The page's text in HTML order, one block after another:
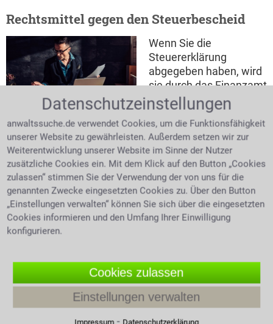
Rechtsmittel gegen den Steuerbescheid
Steueranwalt überprüft
Steuerbescheid
Wenn Sie die
Steuererklärung
abgegeben haben, wird
sie durch das Finanzamt
geprüft und nach
Abschluss der Prüfung
wird ein Steuerbescheid
zugestellt. In diesem
steht dann die Information über evtl. zu viel oder zu
wenig entrichtete Steuer mit der erfreulichen
Nachricht der Rückerstattung oder der Aufforderung
zu wenig geleistete Steuer nachzuzahlen. Die
Rechtsmittel, die man gegen einen fraglichen
Steuerbescheid hat, sind als erster Schritt der
Einspruch und als zweiter Schritt die Klage. Die Tiefe
hier ist Fachwissen gefragt. Bei Fragen zu Ihrem
Steuerbescheid holen Sie sich einen fachkundigen
Anwalt für Strafrecht zu Hilfe.
Datenschutzeinstellungen
anwaltssuche.de verwendet Cookies, um die Funktionsfähigkeit
unserer Website zu gewährleisten. Außerdem setzen wir zur
Weiterentwicklung unserer Website im Sinne der Nutzer
zusätzliche Cookies ein. Mit dem Klick auf den Button „Cookies
zulassen“ stimmen Sie der Verwendung der von uns für die
genannten Zwecke eingesetzten Cookies zu. Über den Button
„Einstellungen verwalten“ können Sie sich über die eingesetzten
Cookies informieren und den Umfang Ihrer Einwilligung
konfigurieren.
Cookies zulassen
Einstellungen verwalten
Impressum⁃ Datenschutzerklärung